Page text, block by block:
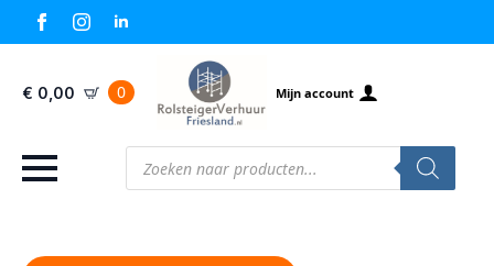
€ 0,00 0 Mijn account
Producten
zoeken